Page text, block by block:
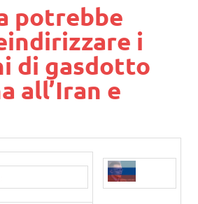
potrebbe
i
di gasdotto
all’Iran e